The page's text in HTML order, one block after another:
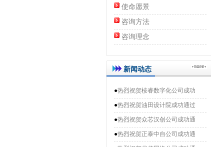
使命愿景
咨询方法
咨询理念
新闻动态
●热烈祝贺桉睿数字化公司成功
●热烈祝贺油田设计院成功通过
●热烈祝贺众芯汉创公司成功通
●热烈祝贺正泰中自公司成功通